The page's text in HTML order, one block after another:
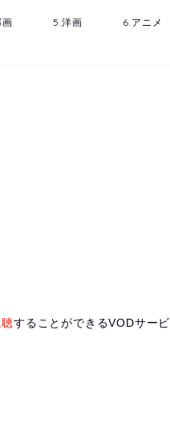
画 5.洋画 6.アニメ
することができるVODサービ